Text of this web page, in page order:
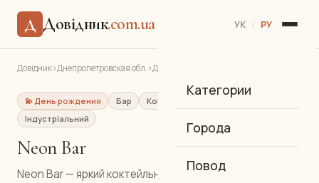
Д Довідник.com.ua УК / РУ
Категории
Города
Повод
Довідник›Днепропетровская обл.›Днепр
💫 День рождения Бар
Коктейльный бар
Індустріальний
Neon Bar
Neon Bar — яркий коктейльный бар в Индустриальном